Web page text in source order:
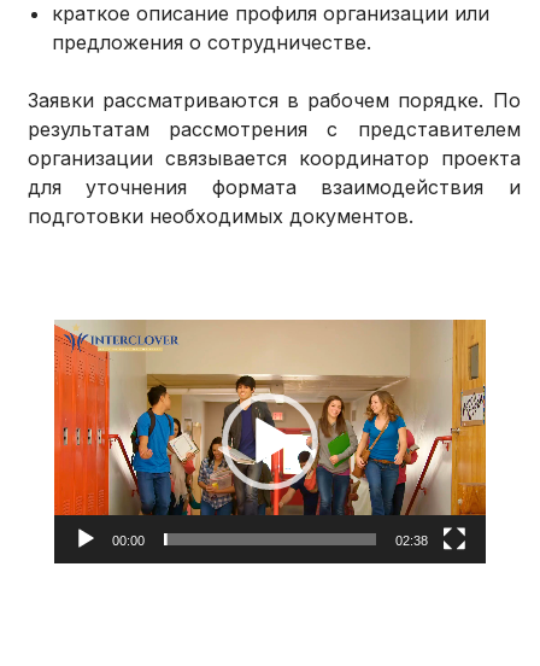
краткое описание профиля организации или
предложения о сотрудничестве.
Заявки рассматриваются в рабочем порядке. По
результатам рассмотрения с представителем
организации связывается координатор проекта
для уточнения формата взаимодействия и
подготовки необходимых документов.
Видеоплеер
00:00 02:38